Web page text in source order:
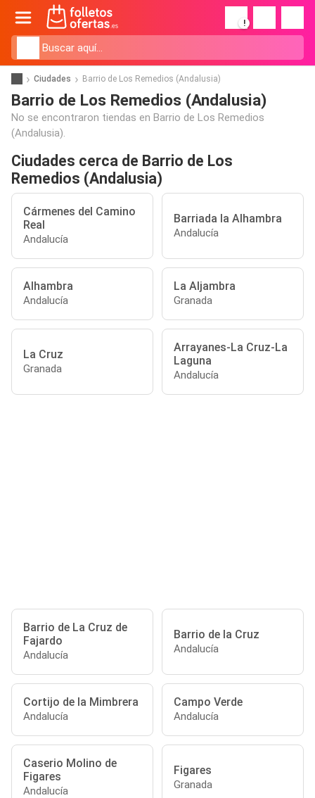
!
Ciudades Barrio de Los Remedios (Andalusia)
Barrio de Los Remedios (Andalusia)
No se encontraron tiendas en Barrio de Los Remedios
(Andalusia).
Ciudades cerca de Barrio de Los
Remedios (Andalusia)
Cármenes del Camino
Real
Andalucía
Barriada la Alhambra
Andalucía
Alhambra
Andalucía
La Aljambra
Granada
La Cruz
Granada
Arrayanes-La Cruz-La
Laguna
Andalucía
Barrio de La Cruz de
Fajardo
Andalucía
Barrio de la Cruz
Andalucía
Cortijo de la Mimbrera
Andalucía
Campo Verde
Andalucía
Caserio Molino de
Figares
Andalucía
Figares
Granada